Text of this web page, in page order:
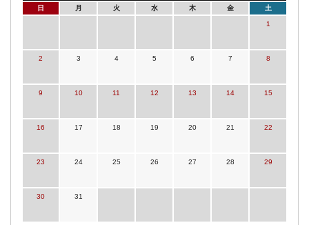
日 月 火 水 木 金 土
1
2 3 4 5 6 7 8
9 10 11 12 13 14 15
16 17 18 19 20 21 22
23 24 25 26 27 28 29
30 31